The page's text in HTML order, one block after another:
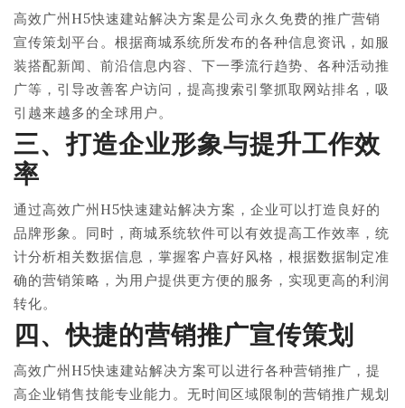
高效广州H5快速建站解决方案是公司永久免费的推广营销
宣传策划平台。根据商城系统所发布的各种信息资讯，如服
装搭配新闻、前沿信息内容、下一季流行趋势、各种活动推
广等，引导改善客户访问，提高搜索引擎抓取网站排名，吸
引越来越多的全球用户。
三、打造企业形象与提升工作效
率
通过高效广州H5快速建站解决方案，企业可以打造良好的
品牌形象。同时，商城系统软件可以有效提高工作效率，统
计分析相关数据信息，掌握客户喜好风格，根据数据制定准
确的营销策略，为用户提供更方便的服务，实现更高的利润
转化。
四、快捷的营销推广宣传策划
高效广州H5快速建站解决方案可以进行各种营销推广，提
高企业销售技能专业能力。无时间区域限制的营销推广规划